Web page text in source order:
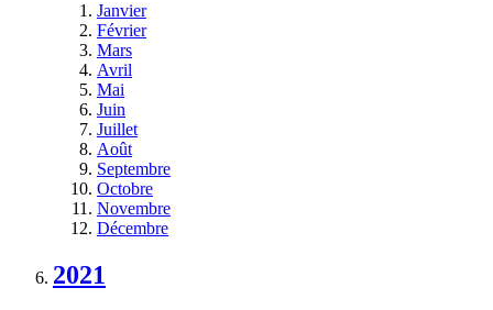
Janvier
Février
Mars
Avril
Mai
Juin
Juillet
Août
Septembre
Octobre
Novembre
Décembre
2021